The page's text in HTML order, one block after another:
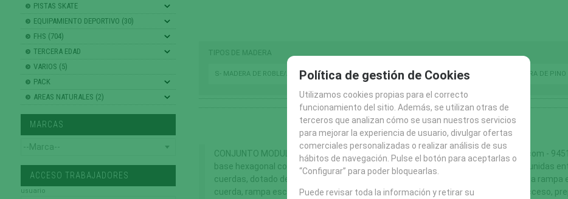
PISTAS SKATE
EQUIPAMIENTO DEPORTIVO (30)
FHS (704)
TERCERA EDAD
VARIOS (5)
PACK
AREAS NATURALES (2)
MARCAS
ACCESO TRABAJADORES
usuario
TIPOS DE MADERA
S- MADERA DE ROBLE/ACERO R- MADERA DE ROBINIA K- MADERA TRATADA L- MADERA DE
CONJUNTO MODULAR ROSENHEIM-R ref FHS.V01240050R de LURKOI www.lurkoi.com -
base hexagonal con tejado a seis aguas, dos plataformas de base cuadrangular, unidas
cuerdas, dotado de dos mallas cuadricula, un rocódromo, un tobogán de tubos una rampa
cuerda, rampa escalonada, una rampa de peldaños colgantes, una escalera de acceso,
Política de gestión de Cookies
Utilizamos cookies propias para el correcto
funcionamiento del sitio. Además, se utilizan otras de
terceros que analizan cómo se usan nuestros servicios
para mejorar la experiencia de usuario, divulgar ofertas
comerciales personalizadas o realizar análisis de sus
hábitos de navegación. Pulse el botón para aceptarlas o
“Configurar” para poder bloquearlas.
Puede revisar toda la información y retirar su